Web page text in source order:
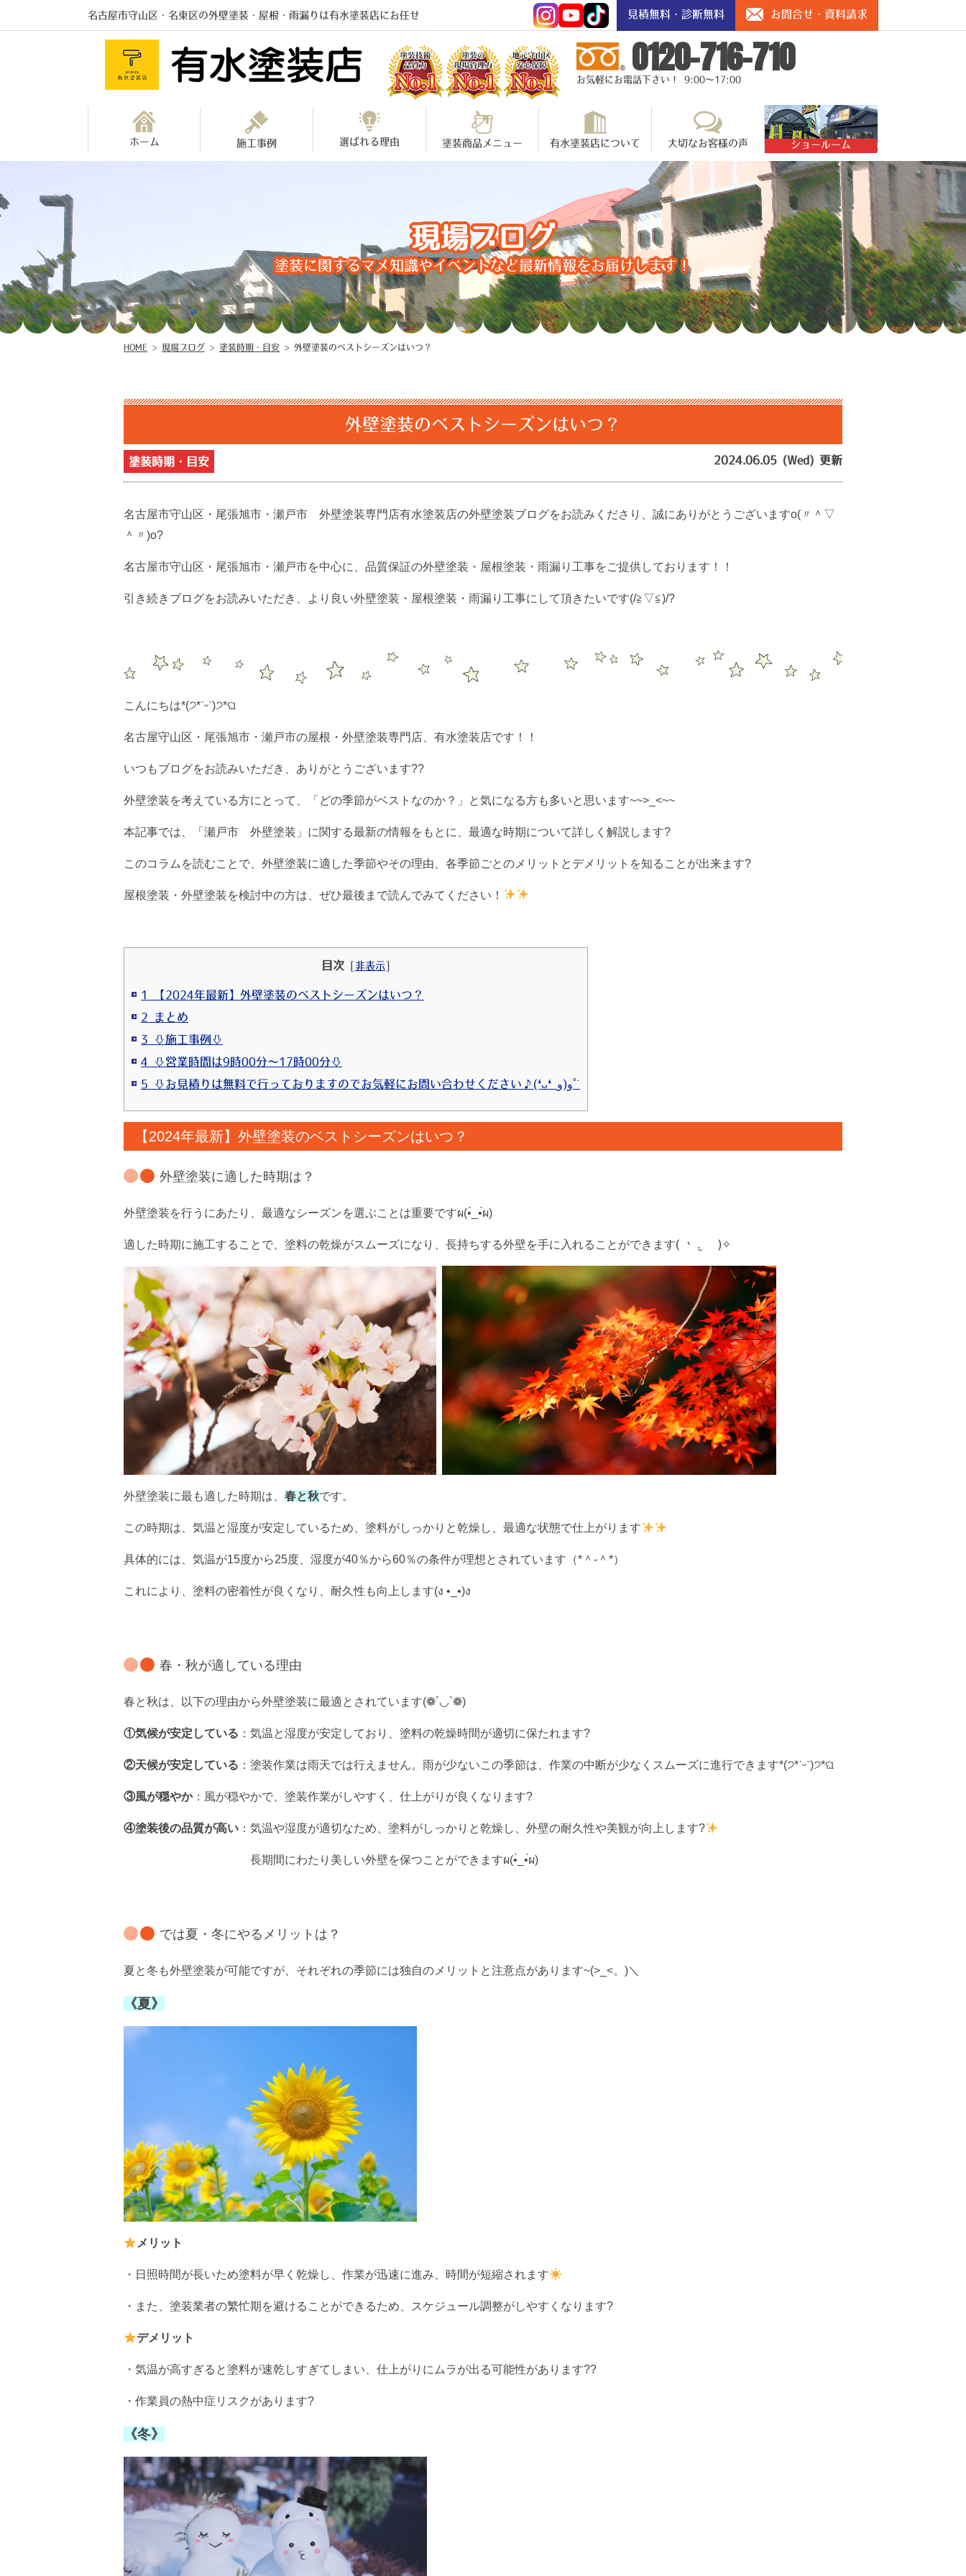
名古屋市守山区・名東区の外壁塗装・屋根・雨漏りは有水塗装店にお任せ 見積無料・診断無料 お問合せ・資料請求
0120-716-710
お気軽にお電話下さい！ 9:00～17:00
ホーム 施工事例 選ばれる理由 塗装商品メニュー 有水塗装店について 大切なお客様の声 ショールーム
現場ブログ
塗装に関するマメ知識やイベントなど最新情報をお届けします！
HOME > 現場ブログ > 塗装時期・目安 > 外壁塗装のベストシーズンはいつ？
外壁塗装のベストシーズンはいつ？
塗装時期・目安 2024.06.05 (Wed) 更新
名古屋市守山区・尾張旭市・瀬戸市 外壁塗装専門店有水塗装店の外壁塗装ブログをお読みくださり、誠にありがとうございますo(〃＾▽
＾〃)o?
名古屋市守山区・尾張旭市・瀬戸市を中心に、品質保証の外壁塗装・屋根塗装・雨漏り工事をご提供しております！！
引き続きブログをお読みいただき、より良い外壁塗装・屋根塗装・雨漏り工事にして頂きたいです(/≧▽≦)/?
こんにちは*(੭*ˊᵕˋ)੭*ଘ
名古屋守山区・尾張旭市・瀬戸市の屋根・外壁塗装専門店、有水塗装店です！！
いつもブログをお読みいただき、ありがとうございます??
外壁塗装を考えている方にとって、「どの季節がベストなのか？」と気になる方も多いと思います~~>_<~~
本記事では、「瀬戸市 外壁塗装」に関する最新の情報をもとに、最適な時期について詳しく解説します?
このコラムを読むことで、外壁塗装に適した季節やその理由、各季節ごとのメリットとデメリットを知ることが出来ます?
屋根塗装・外壁塗装を検討中の方は、ぜひ最後まで読んでみてください！
目次 非表示
1 【2024年最新】外壁塗装のベストシーズンはいつ？
2 まとめ
3 ⇩施工事例⇩
4 ⇩営業時間は9時00分～17時00分⇩
5 ⇩お見積りは無料で行っておりますのでお気軽にお問い合わせください♪(❛ᴗ❛ و(و˚˙
【2024年最新】外壁塗装のベストシーズンはいつ？
外壁塗装に適した時期は？
外壁塗装を行うにあたり、最適なシーズンを選ぶことは重要ですผ(•̀_•́ผ)
適した時期に施工することで、塗料の乾燥がスムーズになり、長持ちする外壁を手に入れることができます( •̀ .̫ •́ )✧
外壁塗装に最も適した時期は、 春と秋です。
この時期は、気温と湿度が安定しているため、塗料がしっかりと乾燥し、最適な状態で仕上がります
具体的には、気温が15度から25度、湿度が40％から60％の条件が理想とされています（*＾-＾*）
これにより、塗料の密着性が良くなり、耐久性も向上します(ง •_•)ง
春・秋が適している理由
春と秋は、以下の理由から外壁塗装に最適とされています(❁´◡`❁)
①気候が安定している ：気温と湿度が安定しており、塗料の乾燥時間が適切に保たれます?
②天候が安定している ：塗装作業は雨天では行えません。雨が少ないこの季節は、作業の中断が少なくスムーズに進行できます*(੭*ˊᵕˋ)੭*ଘ
③風が穏やか：風が穏やかで、塗装作業がしやすく、仕上がりが良くなります?
④塗装後の品質が高い ：気温や湿度が適切なため、塗料がしっかりと乾燥し、外壁の耐久性や美観が向上します?
長期間にわたり美しい外壁を保つことができますผ(•̀_•́ผ)
では夏・冬にやるメリットは？
夏と冬も外壁塗装が可能ですが、それぞれの季節には独自のメリットと注意点があります~(>_<。)＼
《夏》
メリット
・日照時間が長いため塗料が早く乾燥し、作業が迅速に進み、時間が短縮されます
・また、塗装業者の繁忙期を避けることができるため、スケジュール調整がしやすくなります?
デメリット
・気温が高すぎると塗料が速乾しすぎてしまい、仕上がりにムラが出る可能性があります??
・作業員の熱中症リスクがあります?
《冬》